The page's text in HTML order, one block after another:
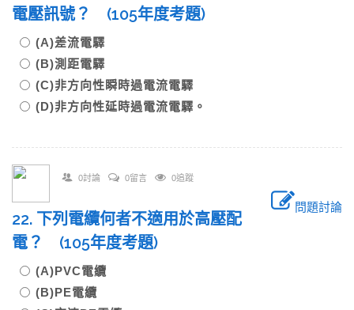
電壓訊號？ (105年度考題)
(A)差流電驛
(B)測距電驛
(C)非方向性瞬時過電流電驛
(D)非方向性延時過電流電驛。
0討論 0留言 0追蹤
問題討論
22. 下列電纜何者不適用於高壓配
電？ (105年度考題)
(A)PVC電纜
(B)PE電纜